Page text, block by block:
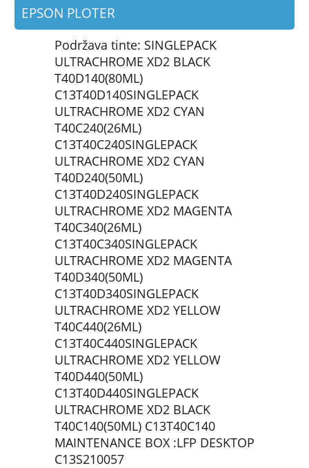
EPSON PLOTER
Podržava tinte: SINGLEPACK
ULTRACHROME XD2 BLACK
T40D140(80ML)
C13T40D140SINGLEPACK
ULTRACHROME XD2 CYAN
T40C240(26ML)
C13T40C240SINGLEPACK
ULTRACHROME XD2 CYAN
T40D240(50ML)
C13T40D240SINGLEPACK
ULTRACHROME XD2 MAGENTA
T40C340(26ML)
C13T40C340SINGLEPACK
ULTRACHROME XD2 MAGENTA
T40D340(50ML)
C13T40D340SINGLEPACK
ULTRACHROME XD2 YELLOW
T40C440(26ML)
C13T40C440SINGLEPACK
ULTRACHROME XD2 YELLOW
T40D440(50ML)
C13T40D440SINGLEPACK
ULTRACHROME XD2 BLACK
T40C140(50ML) C13T40C140
MAINTENANCE BOX :LFP DESKTOP
C13S210057